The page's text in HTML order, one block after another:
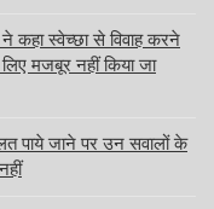
कहा स्वेच्छा से विवाह करने
मजबूर नहीं किया जा
पाये जाने पर उन सवालों के